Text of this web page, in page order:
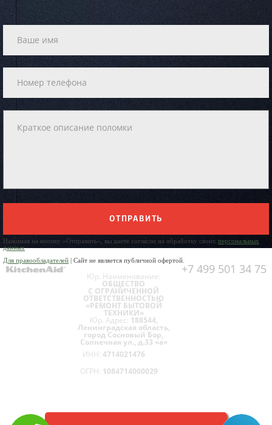
ОТПРАВИТЬ
Нажимая на кнопку «Отправить», вы даете согласие на обработку своих персональных
данных
Для правообладателей | Сайт не является публичной офертой.
+7 499 501 34 75
Юр. Наименование:
ОБЩЕСТВО
С ОГРАНИЧЕННОЙ
ОТВЕТСТВЕННОСТЬЮ
«РЕМОНТ БЫТОВОЙ
ТЕХНИКИ»
Юр. Адрес: 188544,
Ленинградская область,
город Сосновый Бор,
Солнечная ул., д.33 «а»
ИНН: 4714021476
ОГРН: 1084714000029